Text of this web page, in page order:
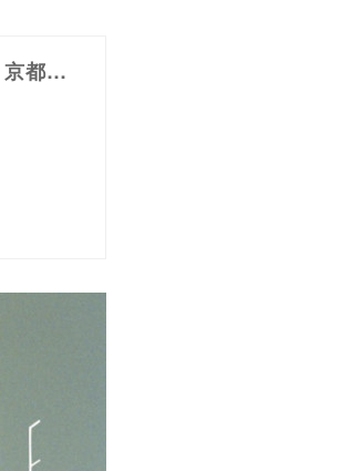
ギャラリー アン | Galley Ann · 〒600-8056 京都府京都市下京区下京区 京都市下京区高辻通り麩屋町西入る雁金町170 1F